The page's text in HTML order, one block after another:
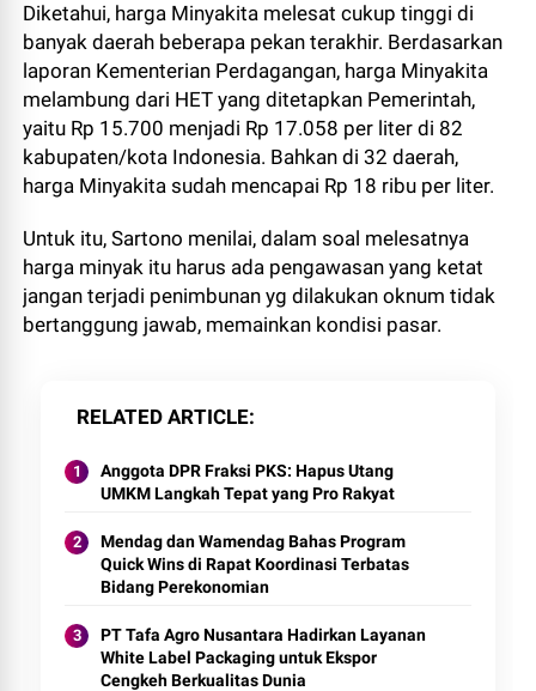
Diketahui, harga Minyakita melesat cukup tinggi di
banyak daerah beberapa pekan terakhir. Berdasarkan
laporan Kementerian Perdagangan, harga Minyakita
melambung dari HET yang ditetapkan Pemerintah,
yaitu Rp 15.700 menjadi Rp 17.058 per liter di 82
kabupaten/kota Indonesia. Bahkan di 32 daerah,
harga Minyakita sudah mencapai Rp 18 ribu per liter.
Untuk itu, Sartono menilai, dalam soal melesatnya
harga minyak itu harus ada pengawasan yang ketat
jangan terjadi penimbunan yg dilakukan oknum tidak
bertanggung jawab, memainkan kondisi pasar.
RELATED ARTICLE
Anggota DPR Fraksi PKS: Hapus Utang
UMKM Langkah Tepat yang Pro Rakyat
Mendag dan Wamendag Bahas Program
Quick Wins di Rapat Koordinasi Terbatas
Bidang Perekonomian
PT Tafa Agro Nusantara Hadirkan Layanan
White Label Packaging untuk Ekspor
Cengkeh Berkualitas Dunia